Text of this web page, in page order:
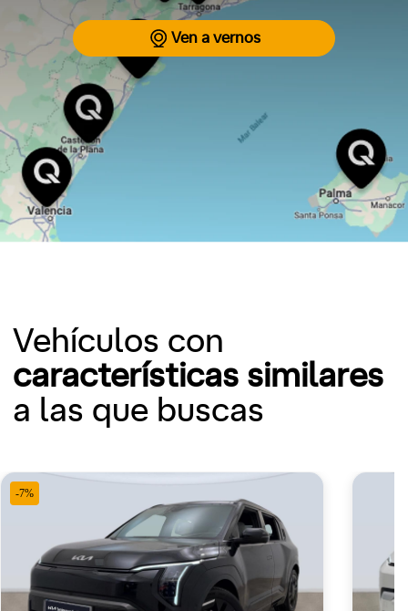
Ven a vernos
Vehículos con
características similares
a las que buscas
-7%